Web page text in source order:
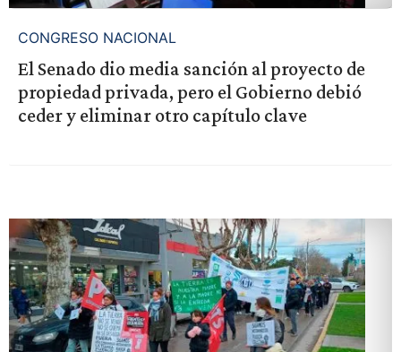
CONGRESO NACIONAL
El Senado dio media sanción al proyecto de
propiedad privada, pero el Gobierno debió
ceder y eliminar otro capítulo clave